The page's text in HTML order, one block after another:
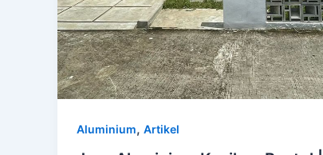
Aluminium, Artikel